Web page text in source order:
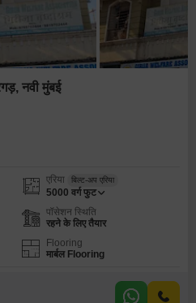
नवी मुंबई
एरिया बिल्ट-अप एरिया
5000 वर्ग फुट
पॉसेशन स्थिति
रहने के लिए तैयार
Flooring
मार्बल Flooring